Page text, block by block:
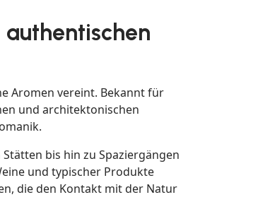
Aromen vereint. Bekannt für
und architektonischen
bis hin zu Spaziergängen
und typischer Produkte
die den Kontakt mit der Natur